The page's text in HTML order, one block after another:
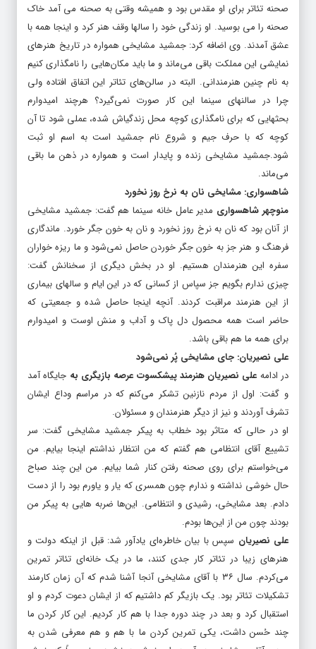
صحنه تئاتر برای او مقدس بود و همیشه وقتی به صحنه می آمد خاک
صحنه را می بوسید. او زندگی خود را سالها وقف هنر کرد و اینجا همه با
عشق آمدند. وی اضافه کرد: جمشید مشایخی همواره در تاریخ هنرهای
نمایشی این مملکت باقی می‌ماند و ما باید مکان‌هایی را نامگذاری کنیم
به نام چنین هنرمندانی. البته در سالن‌های تئاتر این اتفاق افتاده ولی
چرا در سالنهای سینما این کار صورت نمی‌گیرد؟ هرچند امیدوارم
بحثهایی که برای نامگذاری کوچه محل زندگیاش شده، عملی شود تا آن
کوچه که با حرف جیم و شروع نام جمشید است به اسم او ثبت
شود.جمشید مشایخی زنده و پایدار است و همواره در ذهن ما باقی
می‌ماند.
شاهسواری: مشایخی نان به نرخ روز نخورد
منوچهر شاهسواری مدیر عامل خانه سینما هم گفت: جمشید مشایخی
از آنان بود که نان به نرخ روز نخورد و نان به خون جگر خورد. ماندگاری
فرهنگ و هنر جز به خون جگر خوردن حاصل نمی‌شود و ما ریزه خواران
سفره این هنرمندان هستیم. او در بخش دیگری از سخنانش گفت:
چیزی ندارم بگویم جز سپاس از کسانی که در این ایام و سالهای بیماری
از این هنرمند مراقبت کردند. آنچه اینجا حاصل شده و جمعیتی که
حاضر است همه محصول دل پاک و آداب و منش اوست و امیدوارم
برای همه ما هم باقی باشد.‌
علی نصیریان: جای مشایخی پُر نمی‌شود
در ادامه علی نصیریان هنرمند پیشکسوت عرصه بازیگری به جایگاه آمد
و گفت: اول از مردم نازنین تشکر می‌کنم که در مراسم وداع ایشان
تشرف آوردند و نیز از دیگر هنرمندان و مسئولان.
او در حالی که متاثر بود خطاب به پیکر جمشید مشایخی گفت: سر
تشییع آقای انتظامی هم گفتم که من انتظار نداشتم اینجا بیایم. من
می‌خواستم برای روی صحنه رفتن کنار شما بیایم. من این چند صباح
حال خوشی نداشته و ندارم چون همسری که یار و یاورم بود را از دست
دادم. بعد مشایخی، رشیدی و انتظامی. این‌ها ضربه هایی به پیکر من
بودند چون من از این‌ها بودم.
علی نصیریان سپس با بیان خاطره‌ای یادآور شد: قبل از اینکه دولت و
هنرهای زیبا در تئاتر کار جدی کنند، ما در یک خانه‌ای تئاتر تمرین
می‌کردم. سال ۳۶ با آقای مشایخی آنجا آشنا شدم که آن زمان کارمند
تشکیلات تئاتر بود. یک بازیگر کم داشتیم که از ایشان دعوت کردم و او
استقبال کرد و بعد در چند دوره جدا با هم کار کردیم. این کار کردن ما
چند حُسن داشت، یکی تمرین کردن ما با هم و هم معرفی شدن به